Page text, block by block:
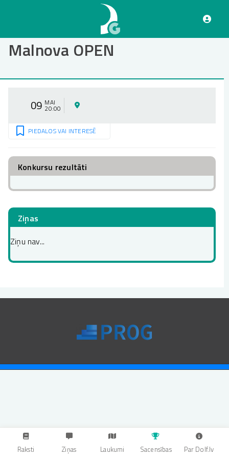
saturu
Malnova OPEN
09 MAI
20:00
PIEDALOS VAI INTERESĒ
Konkursu rezultāti
Ziņas
Ziņu nav...
Raksti Ziņas Laukumi Sacensības Par Dolf.lv